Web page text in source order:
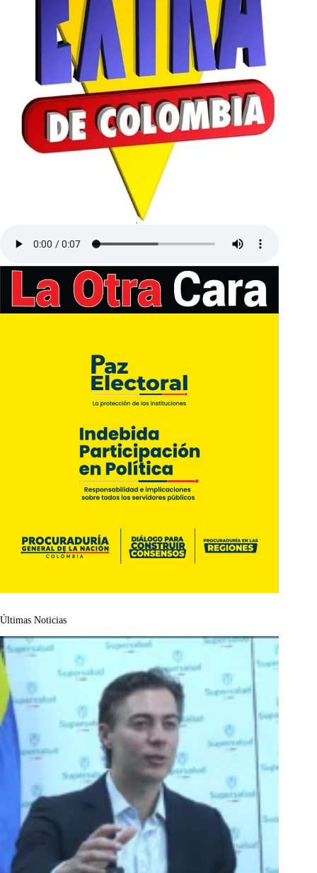
Últimas Noticias